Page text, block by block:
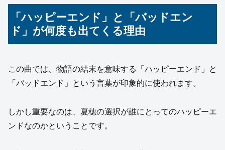
「ハッピーエンド」と「バッドエン
ド」が何度も出てくる理由
この曲では、物語の結末を意味する「ハッピーエンド」と
「バッドエンド」という言葉が印象的に使われます。
しかし重要なのは、夏穂の選択が誰にとってのハッピーエ
ンドなのかということです。